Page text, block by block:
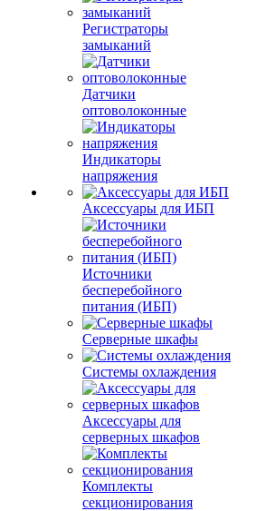
Регистраторы
замыканий
Датчики
оптоволоконные
Индикаторы
напряжения
Аксессуары для ИБП
Источники
бесперебойного
питания (ИБП)
Серверные шкафы
Системы охлаждения
Аксессуары для
серверных шкафов
Комплекты
секционирования